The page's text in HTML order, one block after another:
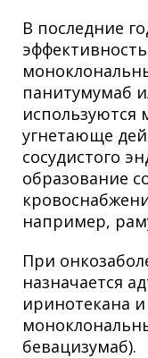
В последние
панитумумаб
используются
угнетающе
сосудистого
образование
например,
При
назначается
иринотекана
бевацизумаб).